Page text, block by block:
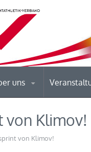
uns
von Klimov!
von Klimov!